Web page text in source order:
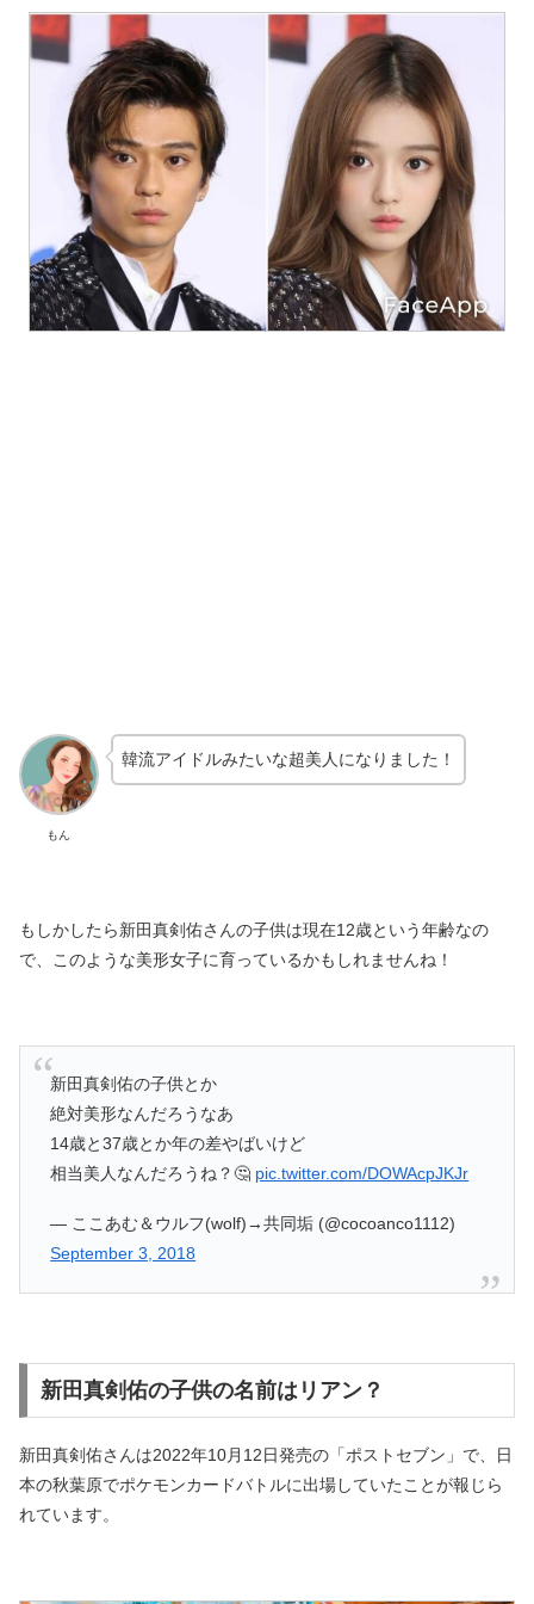
もん
韓流アイドルみたいな超美人になりました！
もしかしたら新田真剣佑さんの子供は現在12歳という年齢なの
で、このような美形女子に育っているかもしれませんね！
新田真剣佑の子供とか
絶対美形なんだろうなあ
14歳と37歳とか年の差やばいけど
相当美人なんだろうね？🤔 pic.twitter.com/DOWAcpJKJr
— ここあむ＆ウルフ(wolf)→共同垢 (@cocoanco1112)
September 3, 2018
新田真剣佑の子供の名前はリアン？
新田真剣佑さんは2022年10月12日発売の「ポストセブン」で、日
本の秋葉原でポケモンカードバトルに出場していたことが報じら
れています。